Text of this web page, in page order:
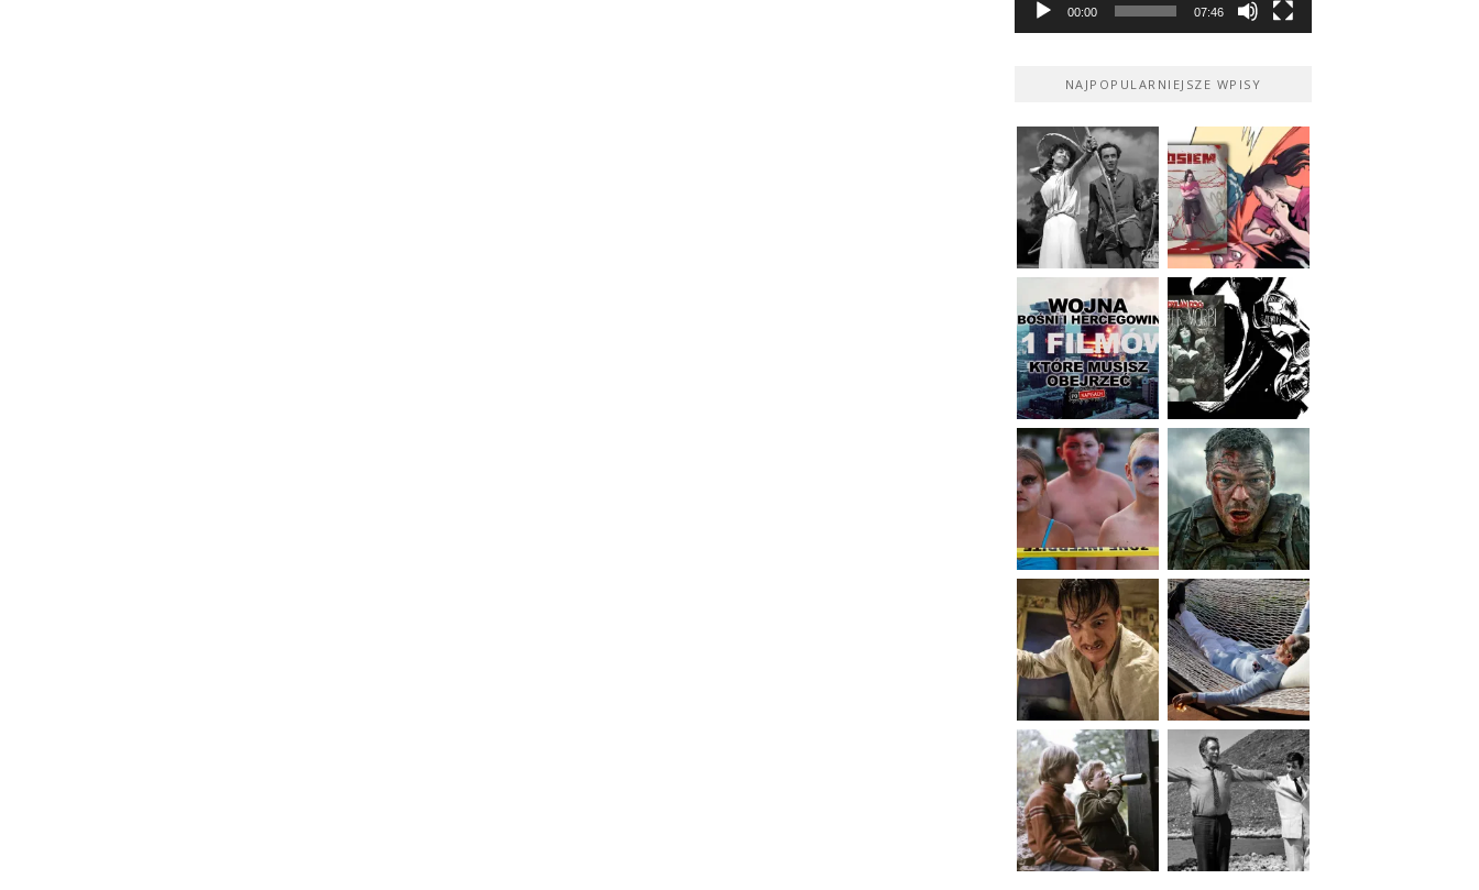
00:00 07:46
NAJPOPULARNIEJSZE WPISY